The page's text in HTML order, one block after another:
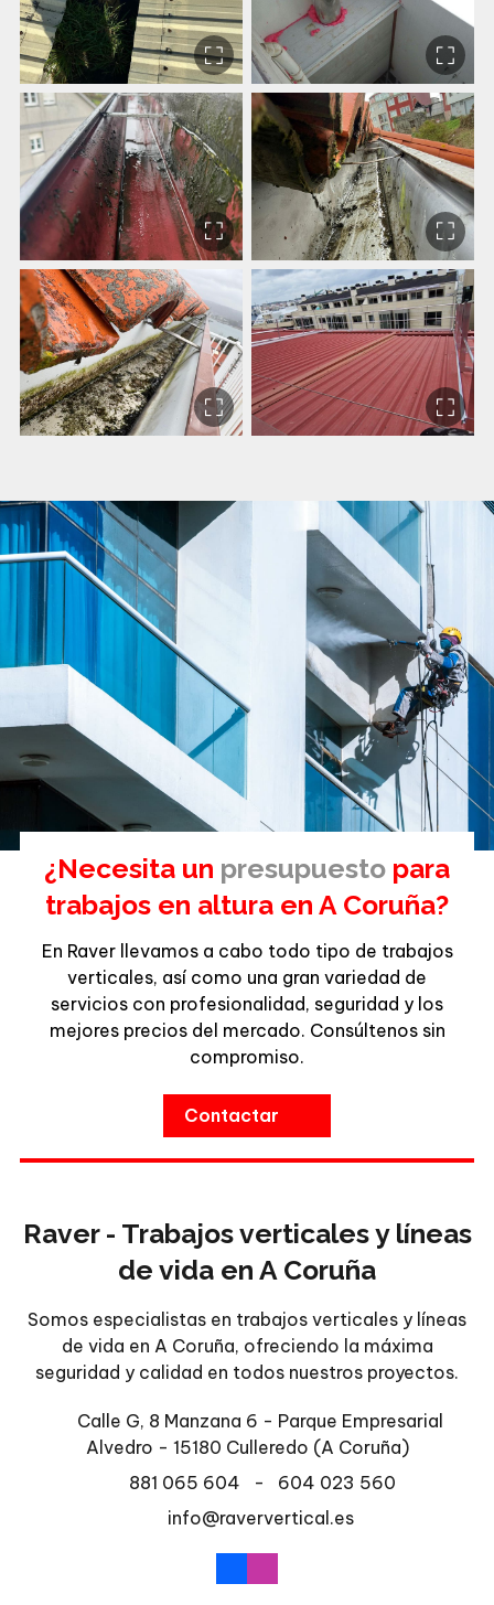
¿Necesita un presupuesto para
trabajos en altura en A Coruña?
En Raver llevamos a cabo todo tipo de trabajos
verticales, así como una gran variedad de
servicios con profesionalidad, seguridad y los
mejores precios del mercado. Consúltenos sin
compromiso.
Contactar
Raver - Trabajos verticales y líneas
de vida en A Coruña
Somos especialistas en trabajos verticales y líneas
de vida en A Coruña, ofreciendo la máxima
seguridad y calidad en todos nuestros proyectos.
Calle G, 8 Manzana 6 - Parque Empresarial
Alvedro - 15180 Culleredo (A Coruña)
881 065 604
-
604 023 560
info@raververtical.es